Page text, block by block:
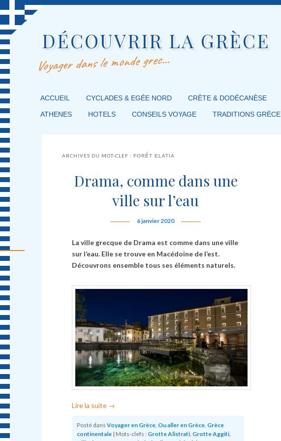
DÉCOUVRIR LA GRÈCE
Voyager dans le monde grec…
MENU PRINCIPAL
MASQUER LA NAVIGATION PRINCIPALE
MASQUER LA NAVIGATION SECONDAIRE
ACCUEIL CYCLADES & EGÉE NORD CRÈTE & DODÉCANÈSE
ATHENES HOTELS CONSEILS VOYAGE TRADITIONS GRÈCE
ARCHIVES DU MOT-CLEF :FORÊT ELATIA
Drama, comme dans une
ville sur l’eau
6 janvier 2020
La ville grecque de Drama est comme dans une ville
sur l’eau. Elle se trouve en Macédoine de l’est.
Découvrons ensemble tous ses éléments naturels.
Lire la suite →
Posté dans Voyager en Grèce, Ou aller en Grèce, Grèce
continentale | Mots-clefs : Grotte Alistrati, Grotte Aggiti,